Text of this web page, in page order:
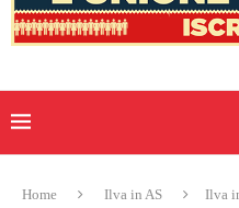
Home Ilva in AS
Ilva